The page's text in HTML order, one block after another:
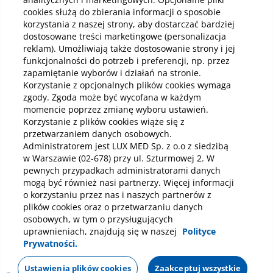
Kup online
Pobierz aplikację mobilną
Polityka prywatności
Mapa strony
Oświadczenie o dostępności Regulamin
cookies służą do zbierania informacji o sposobie
korzystania z naszej strony, aby dostarczać bardziej
dostosowane treści marketingowe (personalizacja
reklam). Umożliwiają także dostosowanie strony i jej
funkcjonalności do potrzeb i preferencji, np. przez
zapamiętanie wyborów i działań na stronie.
Korzystanie z opcjonalnych plików cookies wymaga
zgody. Zgoda może być wycofana w każdym
momencie poprzez zmianę wyboru ustawień.
Korzystanie z plików cookies wiąże się z
przetwarzaniem danych osobowych.
Administratorem jest LUX MED Sp. z o.o z siedzibą
w Warszawie (02-678) przy ul. Szturmowej 2. W
pewnych przypadkach administratorami danych
mogą być również nasi partnerzy. Więcej informacji
o korzystaniu przez nas i naszych partnerów z
plików cookies oraz o przetwarzaniu danych
osobowych, w tym o przysługujących
uprawnieniach, znajdują się w naszej Polityce
Prywatności.
Ustawienia plików cookies Zaakceptuj wszystkie